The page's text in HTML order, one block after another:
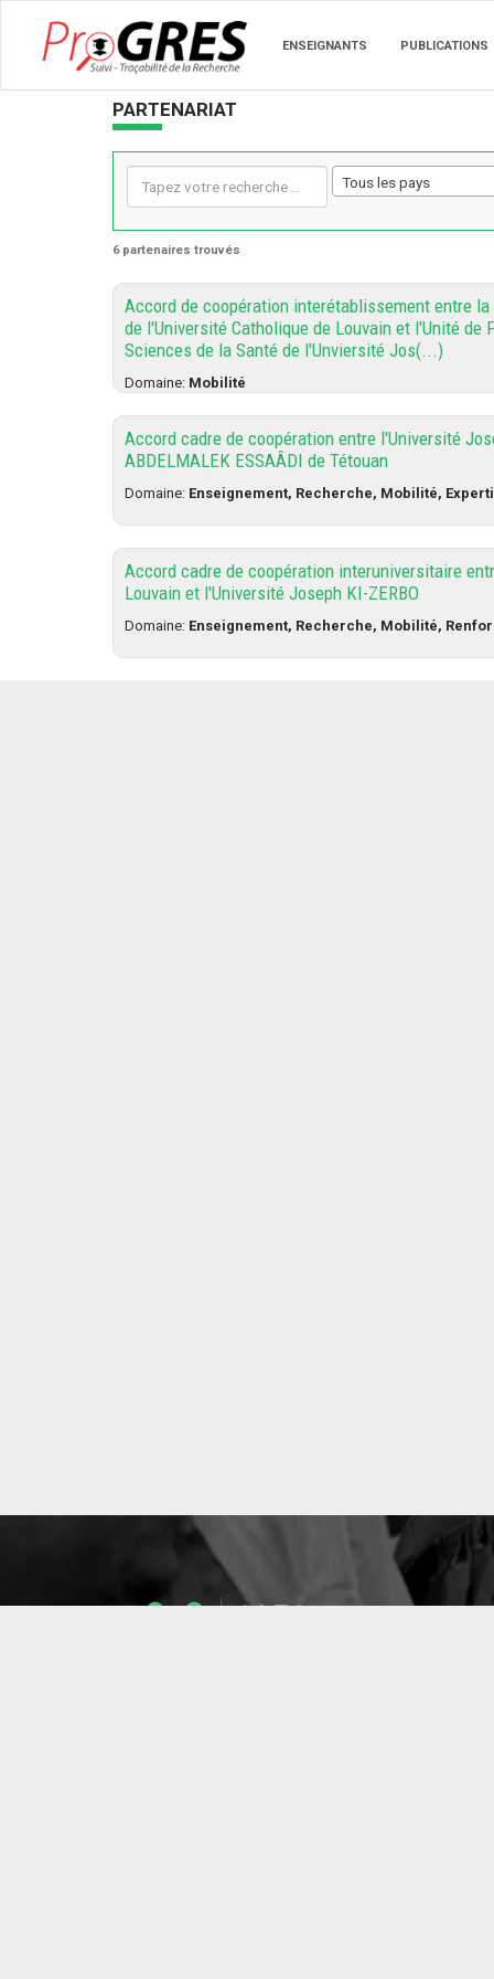
ENSEIGNANTS PUBLICATIONS
PARTENARIAT
Tous les pays
6 partenaires trouvés
Accord de coopération interétablissement entre
de l'Université Catholique de Louvain et l'Unité de
Sciences de la Santé de l'Unviersité Jos(...)
Domaine: Mobilité
Accord cadre de coopération entre l'Université
ABDELMALEK ESSAÂDI de Tétouan
Domaine: Enseignement, Recherche, Mobilité,
Accord cadre de coopération interuniversitaire
Louvain et l'Université Joseph KI-ZERBO
Domaine: Enseignement, Recherche, Mobilité,
1053